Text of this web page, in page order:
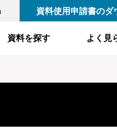
資料使用申請書のダ
資料を探す よく見